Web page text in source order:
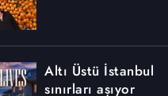
Altı Üstü İstanbul
sınırları aşıyor